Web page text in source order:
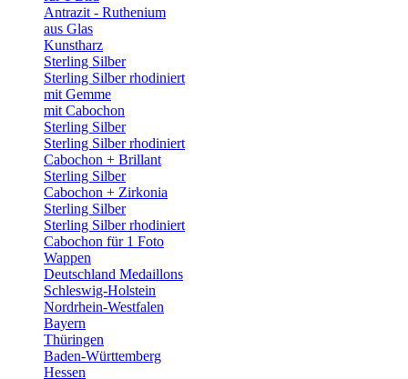
Antrazit - Ruthenium
aus Glas
Kunstharz
Sterling Silber
Sterling Silber rhodiniert
mit Gemme
mit Cabochon
Sterling Silber
Sterling Silber rhodiniert
Cabochon + Brillant
Sterling Silber
Cabochon + Zirkonia
Sterling Silber
Sterling Silber rhodiniert
Cabochon für 1 Foto
Wappen
Deutschland Medaillons
Schleswig-Holstein
Nordrhein-Westfalen
Bayern
Thüringen
Baden-Württemberg
Hessen